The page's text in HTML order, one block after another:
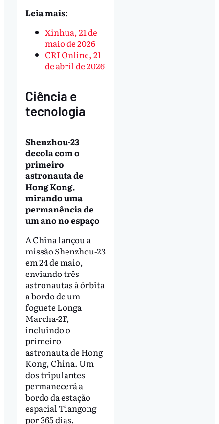
Leia mais:
Xinhua, 21 de
maio de 2026
CRI Online, 21
de abril de 2026
Ciência e
tecnologia
Shenzhou-23
decola com o
primeiro
astronauta de
Hong Kong,
mirando uma
permanência de
um ano no espaço
A China lançou a
missão Shenzhou-23
em 24 de maio,
enviando três
astronautas à órbita
a bordo de um
foguete Longa
Marcha-2F,
incluindo o
primeiro
astronauta de Hong
Kong, China. Um
dos tripulantes
permanecerá a
bordo da estação
espacial Tiangong
por 365 dias,